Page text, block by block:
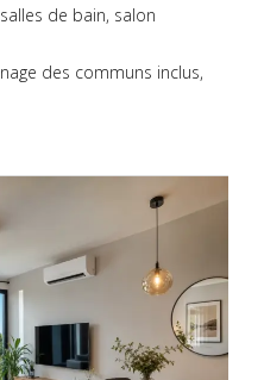
de bain, salon
des communs inclus,